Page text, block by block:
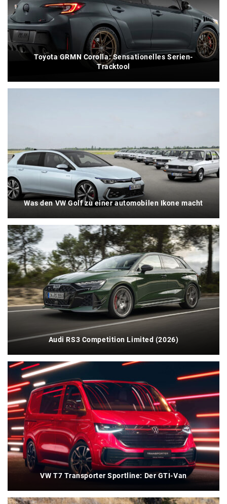
Toyota GRMN Corolla: Sensationelles Serien-
Tracktool
Was den VW Golf zu einer automobilen Ikone macht
Audi RS3 Competition Limited (2026)
VW T7 Transporter Sportline: Der GTI-Van